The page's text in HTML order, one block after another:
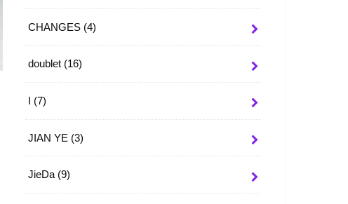
CHANGES (4)
doublet (16)
(7)
JIAN YE (3)
JieDa (9)